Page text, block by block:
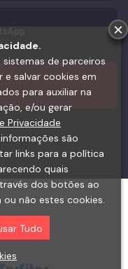
de parceiros
salvar cookies em
para auxiliar na
e/ou gerar
Privacidade
são
links para a política
quais
dos botões ao
não estes cookies.
Tudo
×